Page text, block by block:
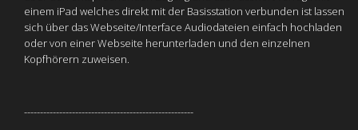
einem iPad welches direkt mit der Basisstation verbunden ist lassen
sich über das Webseite/Interface Audiodateien einfach hochladen
oder von einer Webseite herunterladen und den einzelnen
Kopfhörern zuweisen.
-----------------------------------------------------